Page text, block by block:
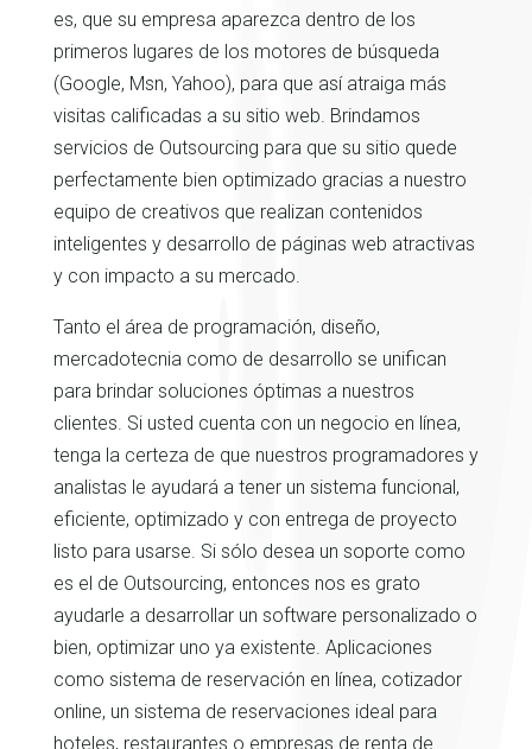
es, que su empresa aparezca dentro de los
primeros lugares de los motores de búsqueda
(Google, Msn, Yahoo), para que así atraiga más
visitas calificadas a su sitio web. Brindamos
servicios de Outsourcing para que su sitio quede
perfectamente bien optimizado gracias a nuestro
equipo de creativos que realizan contenidos
inteligentes y desarrollo de páginas web atractivas
y con impacto a su mercado.
Tanto el área de programación, diseño,
mercadotecnia como de desarrollo se unifican
para brindar soluciones óptimas a nuestros
clientes. Si usted cuenta con un negocio en línea,
tenga la certeza de que nuestros programadores y
analistas le ayudará a tener un sistema funcional,
eficiente, optimizado y con entrega de proyecto
listo para usarse. Si sólo desea un soporte como
es el de Outsourcing, entonces nos es grato
ayudarle a desarrollar un software personalizado o
bien, optimizar uno ya existente. Aplicaciones
como sistema de reservación en línea, cotizador
online, un sistema de reservaciones ideal para
hoteles, restaurantes o empresas de renta de